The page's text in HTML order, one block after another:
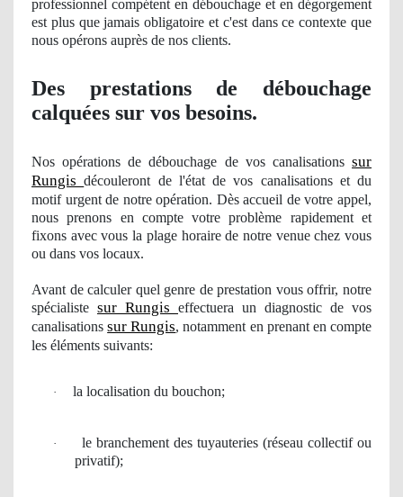
professionnel compétent en débouchage et en dégorgement
est plus que jamais obligatoire et c'est dans ce contexte que
nous opérons auprès de nos clients.
Des prestations de débouchage
calquées sur vos besoins.
Nosopérations de débouchage de vos canalisationssur
Rungisdécouleront de l'état de vos canalisations et du
motif urgent de notre opération. Dès accueil de votre appel,
nous prenons en compte votre problème rapidement et
fixons avec vous la plage horaire de notre venue chez vous
ou dans vos locaux.
Avant de calculerquel genre de prestation vous offrir, notre
spécialiste sur Rungis effectuera un diagnostic de vos
canalisationssur Rungis, notamment en prenant en compte
les éléments suivants:
· la localisation du bouchon;
· le branchement des tuyauteries (réseau collectifou
privatif);